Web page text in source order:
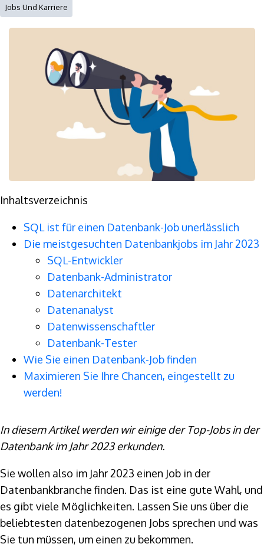
Jobs Und Karriere
Inhaltsverzeichnis
SQL ist für einen Datenbank-Job unerlässlich
Die meistgesuchten Datenbankjobs im Jahr 2023
SQL-Entwickler
Datenbank-Administrator
Datenarchitekt
Datenanalyst
Datenwissenschaftler
Datenbank-Tester
Wie Sie einen Datenbank-Job finden
Maximieren Sie Ihre Chancen, eingestellt zu
werden!
In diesem Artikel werden wir einige der Top-Jobs in der
Datenbank im Jahr 2023 erkunden.
Sie wollen also im Jahr 2023 einen Job in der
Datenbankbranche finden. Das ist eine gute Wahl, und
es gibt viele Möglichkeiten. Lassen Sie uns über die
beliebtesten datenbezogenen Jobs sprechen und was
Sie tun müssen, um einen zu bekommen.